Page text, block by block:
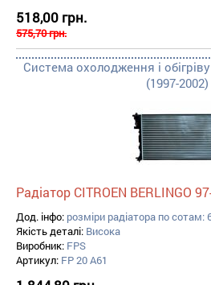
518,00 грн.
575,70 грн.
Система охолодження і
(1997-2002)
Радіатор CITROEN BERLINGO
Дод. інфо: розміри радіатора по сотам:
Якість деталі: Висока
Виробник: FPS
Артикул: FP 20 A61